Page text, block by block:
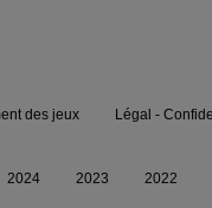
des jeux Légal -
2024 2023 2022